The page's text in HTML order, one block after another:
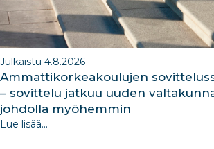
Julkaistu 4.8.2026
Ammattikorkeakoulujen
– sovittelu jatkuu uuden
johdolla myöhemmin
Lue lisää...